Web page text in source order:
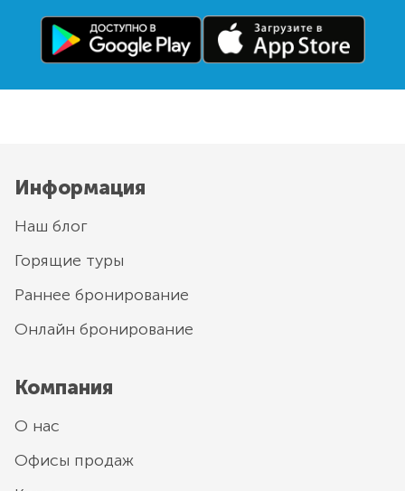
Информация
Наш блог
Горящие туры
Раннее бронирование
Онлайн бронирование
Компания
О нас
Офисы продаж